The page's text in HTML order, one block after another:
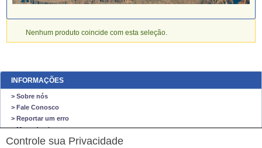
Nenhum produto coincide com esta seleção.
INFORMAÇÕES
> Sobre nós
> Fale Conosco
> Reportar um erro
> Mapa do site
Controle sua Privacidade